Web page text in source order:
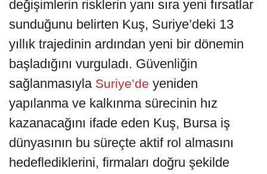
değişimlerin risklerin yanı sıra yeni fırsatlar
sunduğunu belirten Kuş, Suriye’deki 13
yıllık trajedinin ardından yeni bir dönemin
başladığını vurguladı. Güvenliğin
sağlanmasıyla Suriye’de yeniden
yapılanma ve kalkınma sürecinin hız
kazanacağını ifade eden Kuş, Bursa iş
dünyasının bu süreçte aktif rol almasını
hedeflediklerini, firmaları doğru şekilde